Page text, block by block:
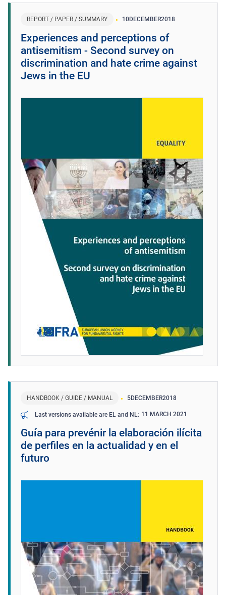
REPORT / PAPER / SUMMARY 10DECEMBER2018
Experiences and perceptions of
antisemitism - Second survey on
discrimination and hate crime against
Jews in the EU
HANDBOOK / GUIDE / MANUAL 5DECEMBER2018
Last versions available are EL and NL 11 MARCH 2021
Guía para prevénir la elaboración ilícita
de perfiles en la actualidad y en el
futuro